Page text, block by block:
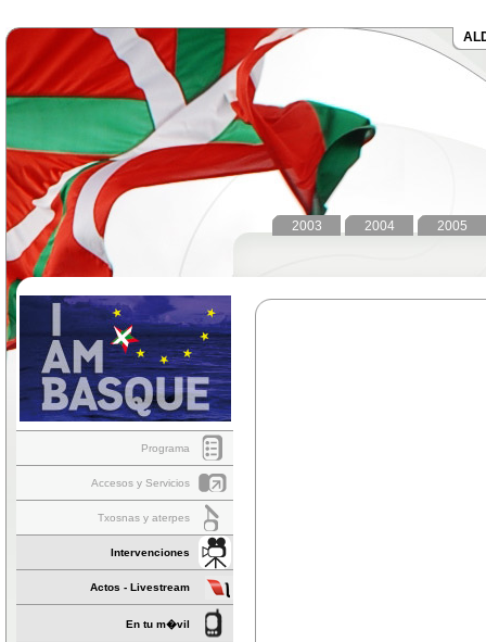
2005
2004
2003
Programa
Accesos y Servicios
Txosnas y aterpes
Intervenciones
Actos - Livestream
En tu m�vil